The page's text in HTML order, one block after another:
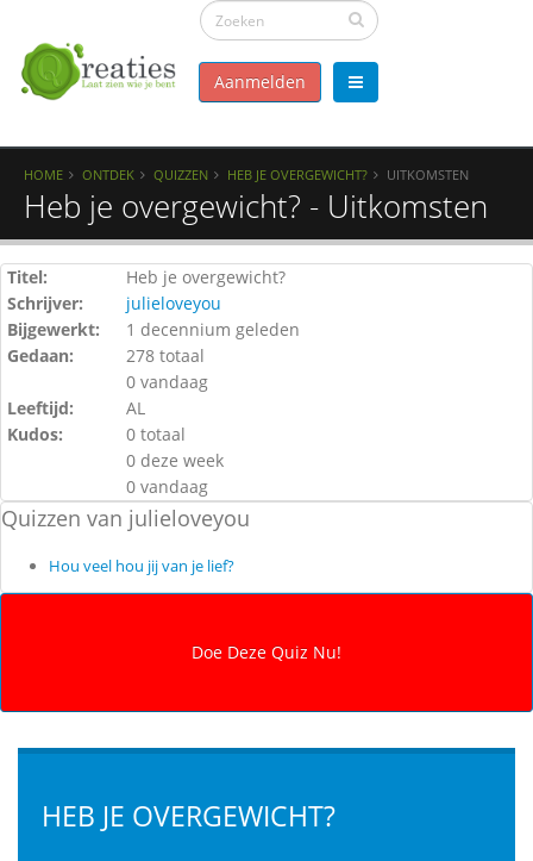
Aanmelden
HOME ONTDEK QUIZZEN HEB JE OVERGEWICHT? UITKOMSTEN
Heb je overgewicht? - Uitkomsten
Titel:
Heb je overgewicht?
Schrijver:
julieloveyou
Bijgewerkt:
1 decennium geleden
Gedaan:
278 totaal
0 vandaag
Leeftijd:
AL
Kudos:
0 totaal
0 deze week
0 vandaag
Quizzen van julieloveyou
Hou veel hou jij van je lief?
HEB JE OVERGEWICHT?